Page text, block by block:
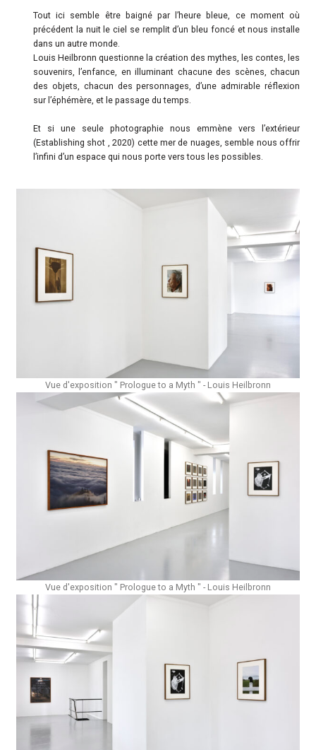
Vue d'exposition " Prologue to a Myth " - Louis Heilbronn​
Vue d'exposition " Prologue to a Myth " - Louis Heilbronn​
Tout ici semble être baigné par l’heure bleue, ce moment où
précédent la nuit le ciel se remplit d’un bleu foncé et nous installe
dans un autre monde.
Louis Heilbronn questionne la création des mythes, les contes, les
souvenirs, l’enfance, en illuminant chacune des scènes, chacun
des objets, chacun des personnages, d’une admirable réflexion
sur l’éphémère, et le passage du temps.
Et si une seule photographie nous emmène vers l’extérieur
(Establishing shot , 2020) cette mer de nuages, semble nous offrir
l’infini d’un espace qui nous porte vers tous les possibles.